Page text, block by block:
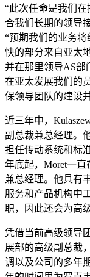
“此次任命是我们
合我们长期的领导
“预期我们的业务
快的部分来自亚太
并在那里领导AS部
在亚太发展我们的
保领导团队的建设
近三年中，
副总裁兼总经理。
担任传动系统和标
年底起，Moret一
兼总经理。他具有
服务和产品机构中
职，因此还会为高
凭借当前高级领导
展部的高级副总裁
调以及公司的多年